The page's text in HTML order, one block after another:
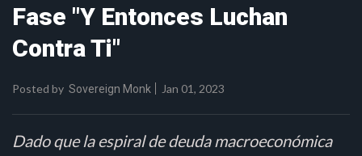
Fase "Y Entonces Luchan
Contra Ti"
Posted by Sovereign Monk Jan 01, 2023
Dado que la espiral de deuda macroeconómica